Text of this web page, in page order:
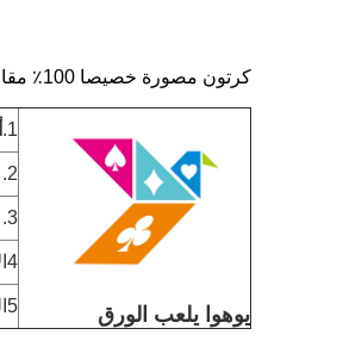
كرتون مصورة خصيصا 100٪ مقاومة للماء 54 بطاقات لعب بلاستيكية مع طبقة عادي مربع القفز
يوهوا يلعب الورق
1.
2. مخصصة مقبولة
3. 100+ عامل ماهر، 10000+ متر مربع منطقة ورشة العمل
4الآلات المتقدمة والمعدات الآلية
5القدرة الإنتاجية العالية